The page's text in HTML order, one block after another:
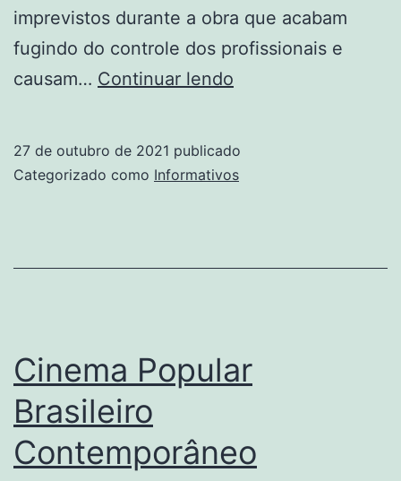
imprevistos durante a obra que acabam
fugindo do controle dos profissionais e
causam… Continuar lendo
Sua
27 de outubro de 2021 publicado
Categorizado como Informativos
Cinema Popular
Brasileiro
Contemporâneo